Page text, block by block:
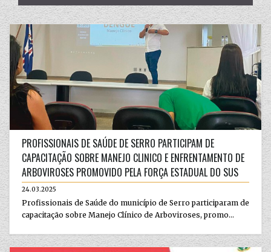
PROFISSIONAIS DE SAÚDE DE SERRO PARTICIPAM DE
CAPACITAÇÃO SOBRE MANEJO CLINICO E ENFRENTAMENTO DE
ARBOVIROSES PROMOVIDO PELA FORÇA ESTADUAL DO SUS
24.03.2025
Profissionais de Saúde do município de Serro participaram de
capacitação sobre Manejo Clínico de Arboviroses, promo...